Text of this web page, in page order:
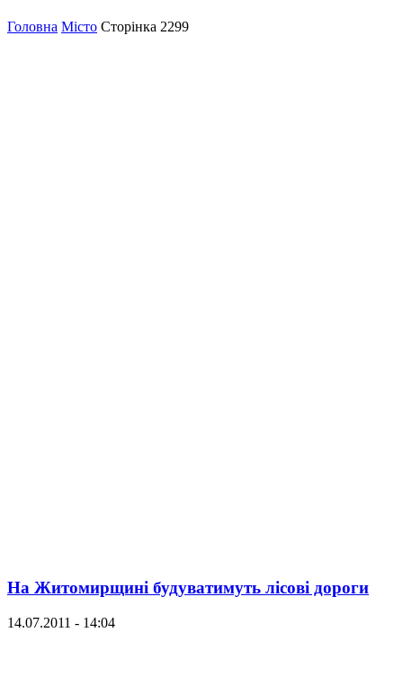
Головна Місто Сторінка 2299
На Житомирщині будуватимуть лісові дороги
14.07.2011 - 14:04